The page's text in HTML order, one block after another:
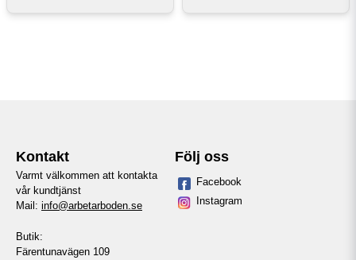
Kontakt
Varmt välkommen att kontakta
vår kundtjänst
Mail: info@arbetarboden.se
Butik:
Färentunavägen 109
Följ oss
Facebook
Instagram